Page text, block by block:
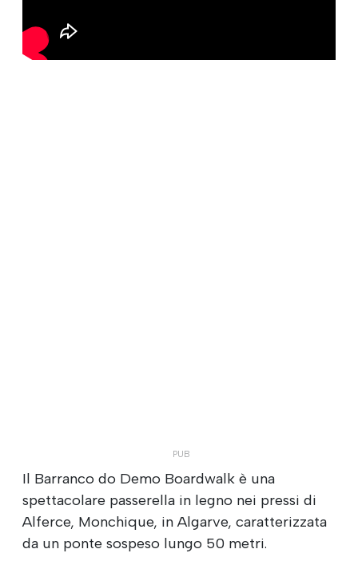
Il Barranco do Demo Boardwalk è una
spettacolare passerella in legno nei pressi di
Alferce, Monchique, in Algarve, caratterizzata
da un ponte sospeso lungo 50 metri.